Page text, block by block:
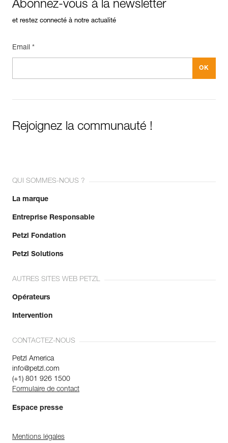
Abonnez-vous à la newsletter
et restez connecté à notre actualité
Email *
Rejoignez la communauté !
QUI SOMMES-NOUS ?
La marque
Entreprise Responsable
Petzl Fondation
Petzl Solutions
AUTRES SITES WEB PETZL
Opérateurs
Intervention
CONTACTEZ-NOUS
Petzl America
info@petzl.com
(+1) 801 926 1500
Formulaire de contact
Espace presse
Mentions légales